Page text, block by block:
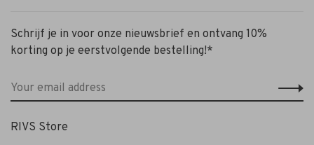
Schrijf je in voor onze nieuwsbrief en ontvang 10%
korting op je eerstvolgende bestelling!*
RIVS Store